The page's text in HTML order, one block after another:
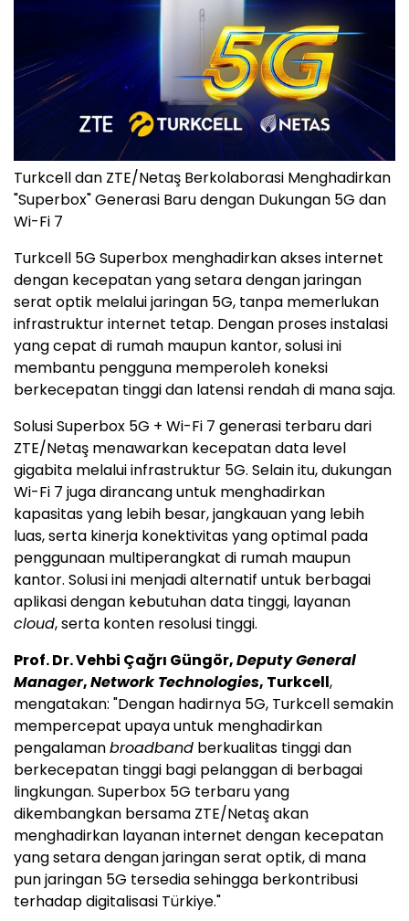
Turkcell dan ZTE/Netaş Berkolaborasi Menghadirkan
"Superbox" Generasi Baru dengan Dukungan 5G dan
Wi-Fi 7
Turkcell 5G Superbox menghadirkan akses internet
dengan kecepatan yang setara dengan jaringan
serat optik melalui jaringan 5G, tanpa memerlukan
infrastruktur internet tetap. Dengan proses instalasi
yang cepat di rumah maupun kantor, solusi ini
membantu pengguna memperoleh koneksi
berkecepatan tinggi dan latensi rendah di mana saja.
Solusi Superbox 5G + Wi-Fi 7 generasi terbaru dari
ZTE/Netaş menawarkan kecepatan data level
gigabita melalui infrastruktur 5G. Selain itu, dukungan
Wi-Fi 7 juga dirancang untuk menghadirkan
kapasitas yang lebih besar, jangkauan yang lebih
luas, serta kinerja konektivitas yang optimal pada
penggunaan multiperangkat di rumah maupun
kantor. Solusi ini menjadi alternatif untuk berbagai
aplikasi dengan kebutuhan data tinggi, layanan
cloud, serta konten resolusi tinggi.
Prof. Dr. Vehbi Çağrı Güngör,Deputy General
Manager,Network Technologies, Turkcell,
mengatakan: "Dengan hadirnya 5G, Turkcell semakin
mempercepat upaya untuk menghadirkan
pengalamanbroadband berkualitas tinggi dan
berkecepatan tinggi bagi pelanggan di berbagai
lingkungan. Superbox 5G terbaru yang
dikembangkan bersama ZTE/Netaş akan
menghadirkan layanan internet dengan kecepatan
yang setara dengan jaringan serat optik, di mana
pun jaringan 5G tersedia sehingga berkontribusi
terhadap digitalisasi Türkiye."